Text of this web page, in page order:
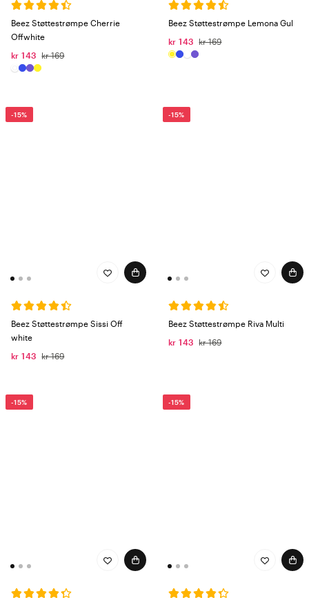
Beez Støttestrømpe Cherrie
Offwhite
kr 143
kr 169
Beez Støttestrømpe Lemona Gul
kr 143
kr 169
-15%
Beez Støttestrømpe Sissi Off
white
kr 143
kr 169
-15%
Beez Støttestrømpe Riva Multi
kr 143
kr 169
-15% -15%